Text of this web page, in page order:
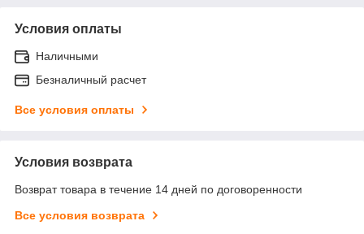
Условия оплаты
Наличными
Безналичный расчет
Все условия оплаты
Условия возврата
Возврат товара в течение 14 дней по договоренности
Все условия возврата